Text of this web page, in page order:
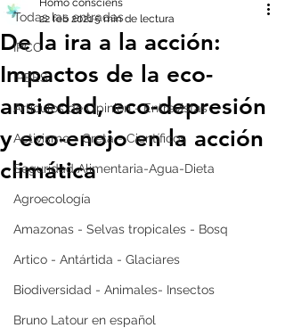
Todas las entradas
IPCC
IPBES
Artículos de Opinión - Entrevistas
Activismo - Greta - Científicos
Seguridad Alimentaria-Agua-Dieta
Agroecología
Amazonas - Selvas tropicales - Bosq
Artico - Antártida - Glaciares
Biodiversidad - Animales- Insectos
Bruno Latour en español
De la ira a la acción:
Impactos de la eco-
ansiedad, eco-depresión
y eco-enojo en la acción
climática
Homo consciens
22 feb 20215 min de lectura